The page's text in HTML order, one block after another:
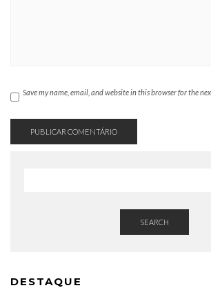
Save my name, email, and website in this browser for the
SEARCH
DESTAQUE